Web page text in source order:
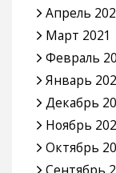
Апрель
Март 2021
Февраль
Январь
Декабрь
Ноябрь
Октябрь